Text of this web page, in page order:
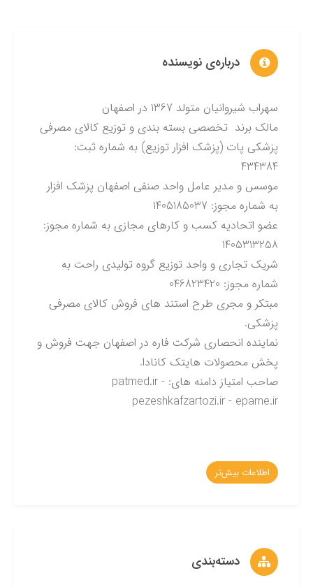
درباره‌ی نویسنده
سهراب شیروانیان متولد 1367 در اصفهان
مالک برند تخصصی بسته بندی و توزیع کالای مصرفی
پزشکی پات (پزشک افزار توزیع) به شماره ثبت:
434384
موسس و مدیر عامل واحد صنفی اصفهان پزشک افزار
به شماره مجوز: 1405185037
عضو اتحادیه کسب و کارهای مجازی به شماره مجوز:
1405313258
شریک تجاری و واحد توزیع گروه تولیدی راحت به
شماره مجوز: 046823420
مبتکر و مجری طرح استند های فروش کالای مصرفی
پزشکی.
نماینده انحصاری شرکت فاره در اصفهان جهت فروش و
پخش محصولات هایتک کانادا.
صاحب امتیاز دامنه های: patmed.ir -
pezeshkafzartozi.ir - epame.ir
اطلاعات بیش‌تر
دسته‌بندی